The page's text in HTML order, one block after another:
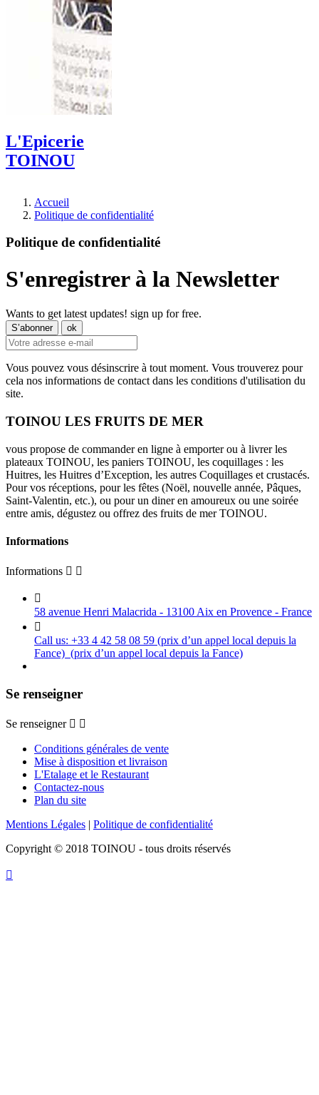
L'Epicerie
TOINOU
Accueil
Politique de confidentialité
Politique de confidentialité
S'enregistrer à la Newsletter
Wants to get latest updates! sign up for free.
Vous pouvez vous désinscrire à tout moment. Vous trouverez pour
cela nos informations de contact dans les conditions d'utilisation du
site.
TOINOU LES FRUITS DE MER
vous propose de commander en ligne à emporter ou à livrer les
plateaux TOINOU, les paniers TOINOU, les coquillages : les
Huitres, les Huitres d’Exception, les autres Coquillages et crustacés.
Pour vos réceptions, pour les fêtes (Noël, nouvelle année, Pâques,
Saint-Valentin, etc.), ou pour un diner en amoureux ou une soirée
entre amis, dégustez ou offrez des fruits de mer TOINOU.
Informations
Informations  

58 avenue Henri Malacrida - 13100 Aix en Provence - France

Call us: +33 4 42 58 08 59 (prix d’un appel local depuis la
Fance) (prix d’un appel local depuis la Fance)
Se renseigner
Se renseigner  
Conditions générales de vente
Mise à disposition et livraison
L'Etalage et le Restaurant
Contactez-nous
Plan du site
Mentions Légales | Politique de confidentialité
Copyright © 2018 TOINOU - tous droits réservés
